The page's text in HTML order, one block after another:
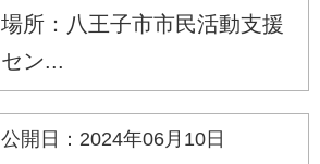
場所：八王子市市民活動支援
セン...
公開日：2024年06月10日